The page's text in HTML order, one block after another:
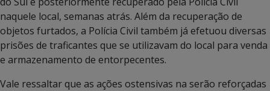
naquele local, semanas atrás. Além da recuperação de
objetos furtados, a Polícia Civil também já efetuou diversas
prisões de traficantes que se utilizavam do local para venda
e armazenamento de entorpecentes.
Vale ressaltar que as ações ostensivas na serão reforçadas